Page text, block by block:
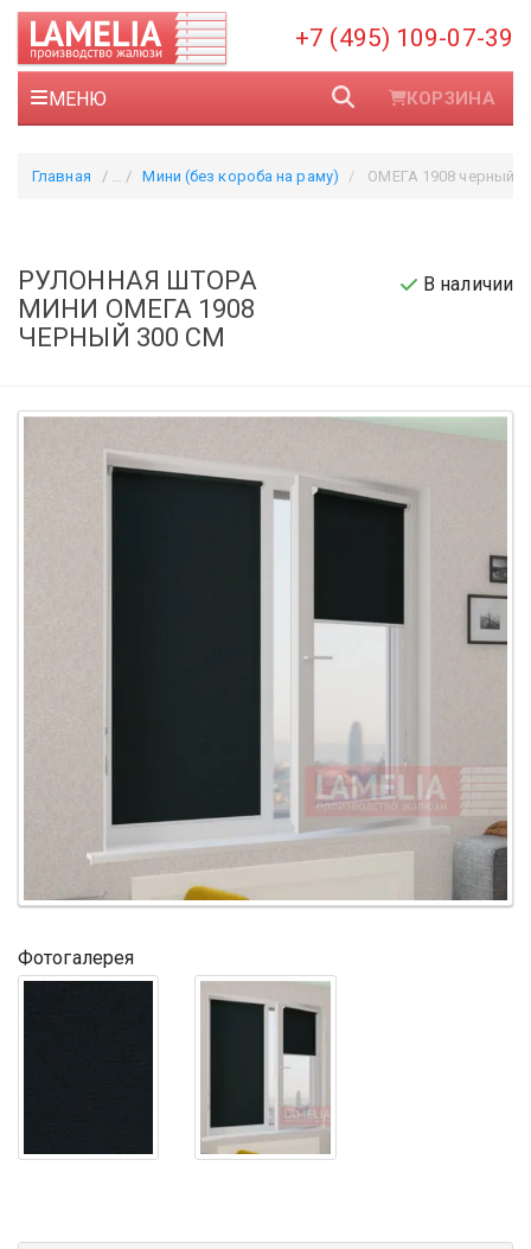
+7 (495) 109-07-39
МЕНЮ КОРЗИНА
Главная Мини (без короба на раму) ОМЕГА 1908 черный
РУЛОННАЯ ШТОРА
МИНИ ОМЕГА 1908
ЧЕРНЫЙ 300 СМ
В наличии
Фотогалерея